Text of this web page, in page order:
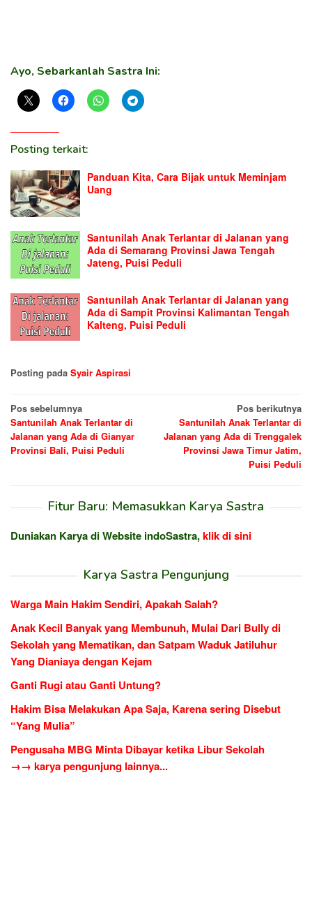
Ayo, Sebarkanlah Sastra Ini:
Posting terkait:
Panduan Kita, Cara Bijak untuk Meminjam
Uang
Santunilah Anak Terlantar di Jalanan yang
Ada di Semarang Provinsi Jawa Tengah
Jateng, Puisi Peduli
Santunilah Anak Terlantar di Jalanan yang
Ada di Sampit Provinsi Kalimantan Tengah
Kalteng, Puisi Peduli
Posting pada Syair Aspirasi
Navigasi
pos
Pos sebelumnya
Santunilah Anak Terlantar di
Jalanan yang Ada di Gianyar
Provinsi Bali, Puisi Peduli
Pos berikutnya
Santunilah Anak Terlantar di
Jalanan yang Ada di Trenggalek
Provinsi Jawa Timur Jatim,
Puisi Peduli
Fitur Baru: Memasukkan Karya Sastra
Duniakan Karya di Website indoSastra,klik di sini
Karya Sastra Pengunjung
Warga Main Hakim Sendiri, Apakah Salah?
Anak Kecil Banyak yang Membunuh, Mulai Dari Bully di
Sekolah yang Mematikan, dan Satpam Waduk Jatiluhur
Yang Dianiaya dengan Kejam
Ganti Rugi atau Ganti Untung?
Hakim Bisa Melakukan Apa Saja, Karena sering Disebut
“Yang Mulia”
Pengusaha MBG Minta Dibayar ketika Libur Sekolah
→→ karya pengunjung lainnya...